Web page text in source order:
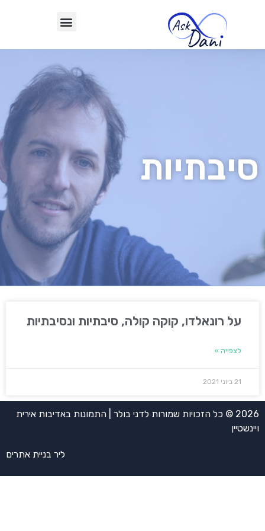
סיבתיות
על רונאלדו, קוקה קולה, סיבתיות ונסיבתיות
לצפייה »
21 ביוני 2021
2026 © כל הזכויות שמורות לדני בולר | התמונות באדיבות אירית
ויינשטיין
ליר בניית אתרים